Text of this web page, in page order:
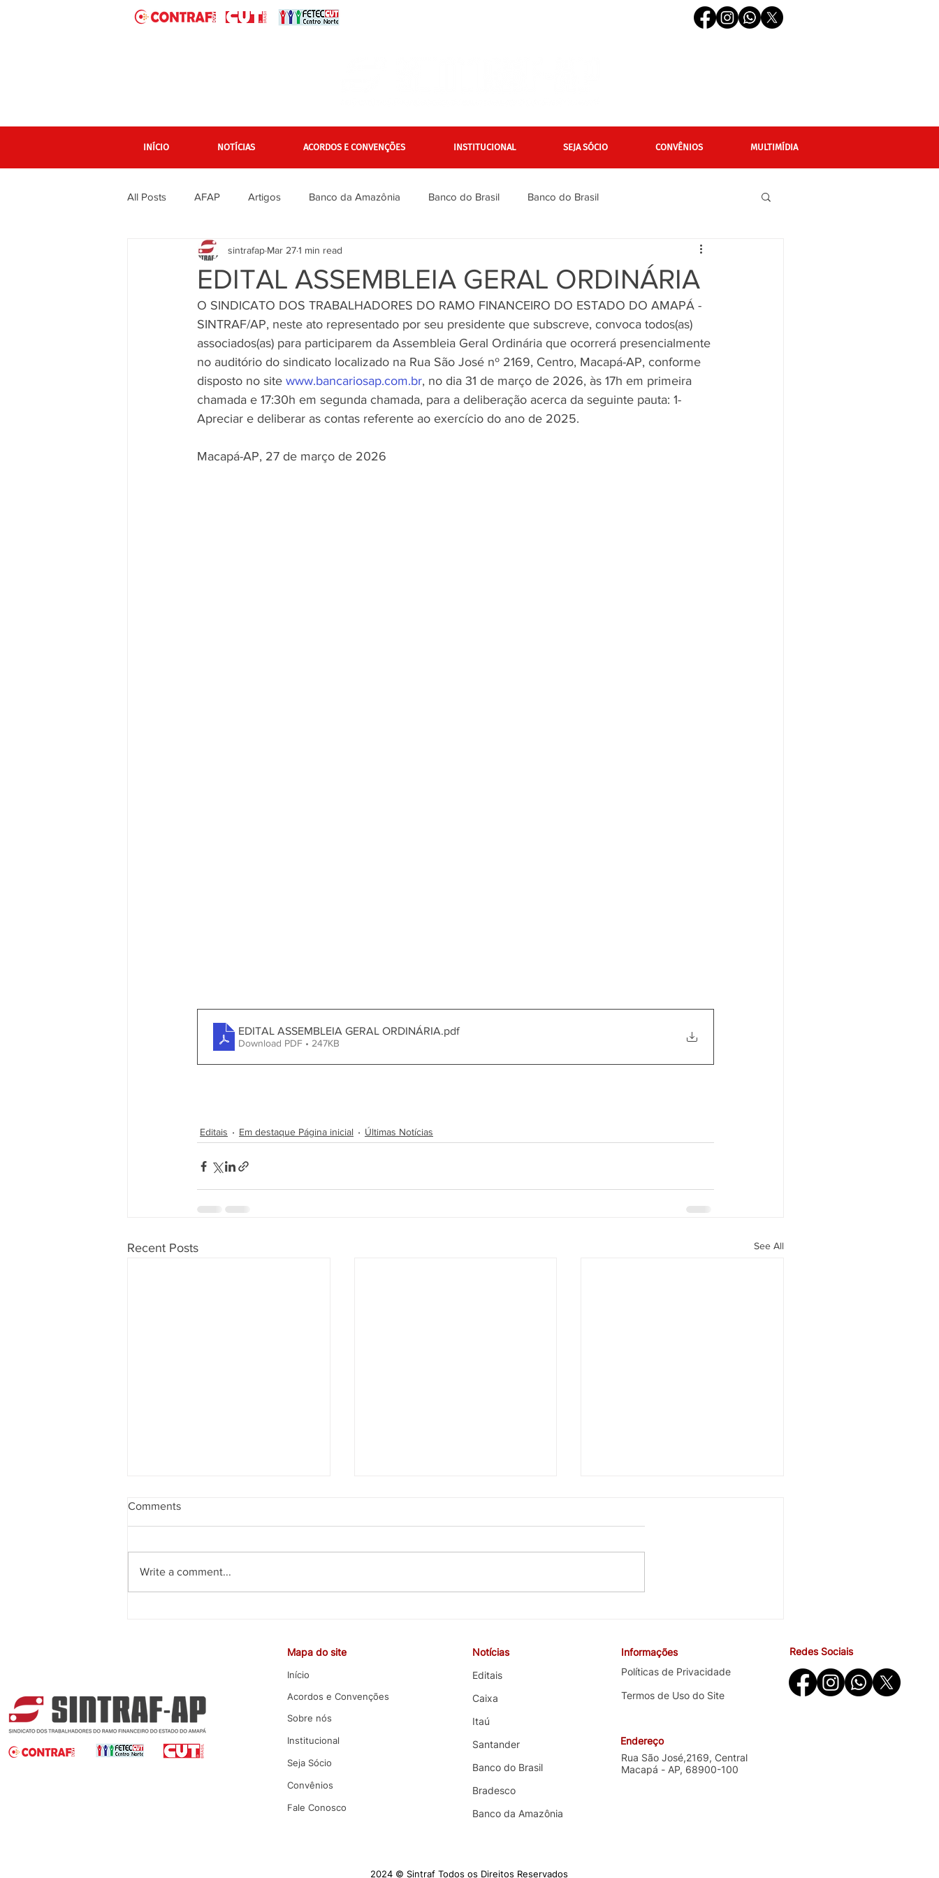
INÍCIO NOTÍCIAS ACORDOS E CONVENÇÕES INSTITUCIONAL SEJA SÓCIO CONVÊNIOS MULTIMÍDIA
All Posts AFAP Artigos Banco da Amazônia Banco do Brasil Banco do Brasil
banner grande pagina inicial Bradesco Editais
Em destaque Página inicial Financiários Gerais Itaú Itaú Unibanco Jurídico LGBTQIAPN+
Movimento Sindical Mulheres Negros Notícias Outros Bancos Santander Santander
Vídeos Pessoa com Deficiência (PCD)
EDITAL ASSEMBLEIA GERAL ORDINÁRIA
sintrafap Mar 271 min read
O SINDICATO DOS TRABALHADORES DO RAMO FINANCEIRO DO ESTADO DO AMAPÁ -
SINTRAF/AP, neste ato representado por seu presidente que subscreve, convoca todos(as)
associados(as) para participarem da Assembleia Geral Ordinária que ocorrerá presencialmente
no auditório do sindicato localizado na Rua São José nº 2169, Centro, Macapá-AP, conforme
disposto no site www.bancariosap.com.br, no dia 31 de março de 2026, às 17h em primeira
chamada e 17:30h em segunda chamada, para a deliberação acerca da seguinte pauta: 1-
Apreciar e deliberar as contas referente ao exercício do ano de 2025.
Macapá-AP, 27 de março de 2026
EDITAL ASSEMBLEIA GERAL ORDINÁRIA.pdf
Download PDF • 247KB
Editais Em destaque Página inicial Últimas Notícias
Recent Posts See All
de trabalho em negociação
com o Banco do Brasil
com o Santander
Comments
Write a comment...
Mapa do site
Início
Acordos e Convenções
Sobre nós
Institucional
Seja Sócio
Convênios
Fale Conosco
Notícias
Editais
Caixa
Itaú
Santander
Banco do Brasil
Bradesco
Banco da Amazônia
Informações
Políticas de Privacidade
Termos de Uso do Site
Redes Sociais
Endereço
Rua São José,2169, Central
Macapá - AP, 68900-100
2024 © Sintraf Todos os Direitos Reservados